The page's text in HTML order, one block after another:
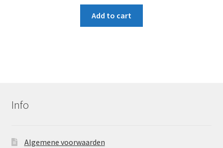
out of
5
Add to cart
Info
Algemene voorwaarden